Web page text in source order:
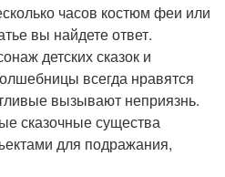
часов костюм феи или
вы найдете ответ.
детских сказок и
всегда нравятся
вызывают неприязнь.
сказочные существа
для подражания,